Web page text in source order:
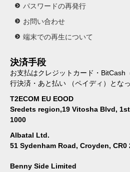
パスワードの再発行
お問い合わせ
端末での再生について
決済手段
お支払はクレジットカード・BitCash
行決済・あと払い （ペイディ）とな
T2ECOM EU EOOD
Sredets region,19 Vitosha Blvd,
1000
Albatal Ltd.
51 Sydenham Road, Croyden,
Benny Side Limited